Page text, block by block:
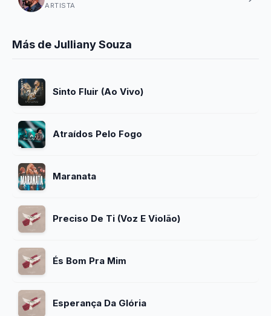
ARTISTA
Más de Julliany Souza
Sinto Fluir (Ao Vivo)
Atraídos Pelo Fogo
Maranata
Preciso De Ti (Voz E Violão)
És Bom Pra Mim
Esperança Da Glória